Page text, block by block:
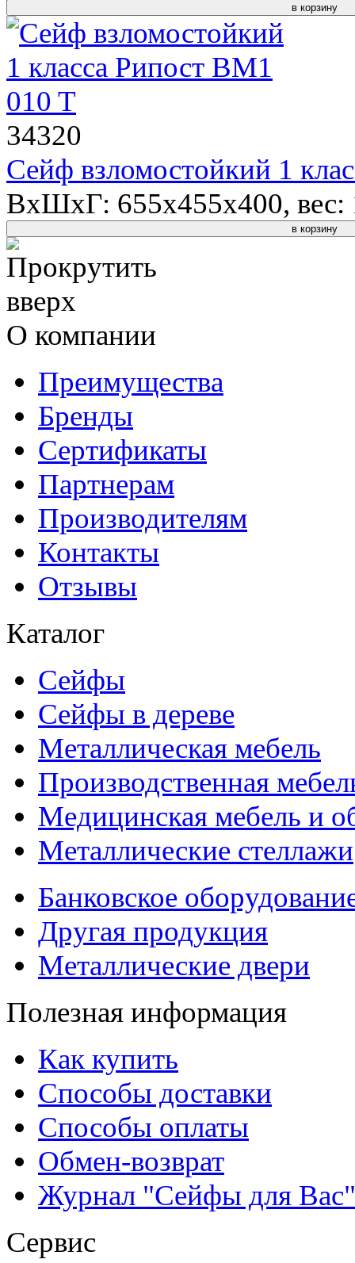
в корзину
34320
Сейф взломостойкий 1
ВхШхГ: 655x455x400, вес:
в корзину
О компании
Преимущества
Бренды
Сертификаты
Партнерам
Производителям
Контакты
Отзывы
Каталог
Сейфы
Сейфы в дереве
Металлическая мебель
Производственная
Медицинская мебель и
Металлические стеллажи
Банковское
Другая продукция
Металлические двери
Полезная информация
Как купить
Способы доставки
Способы оплаты
Обмен-возврат
Журнал "Сейфы для Вас"
Сервис